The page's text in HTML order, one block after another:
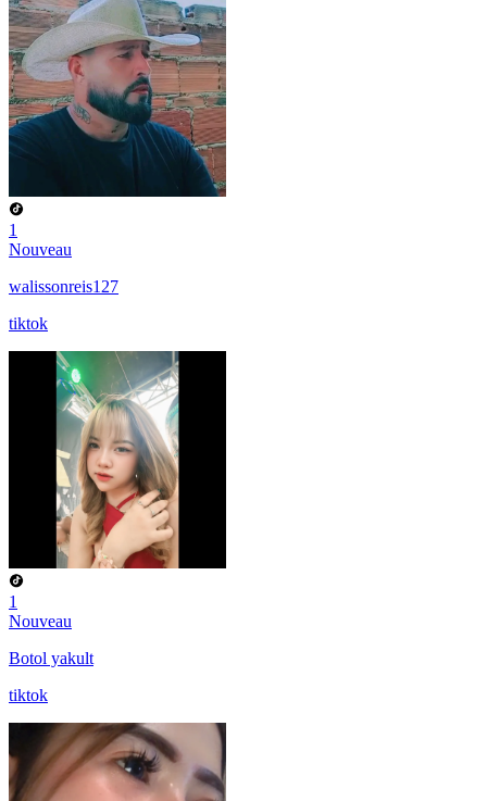
1
Nouveau
walissonreis127
tiktok
1
Nouveau
Botol yakult
tiktok